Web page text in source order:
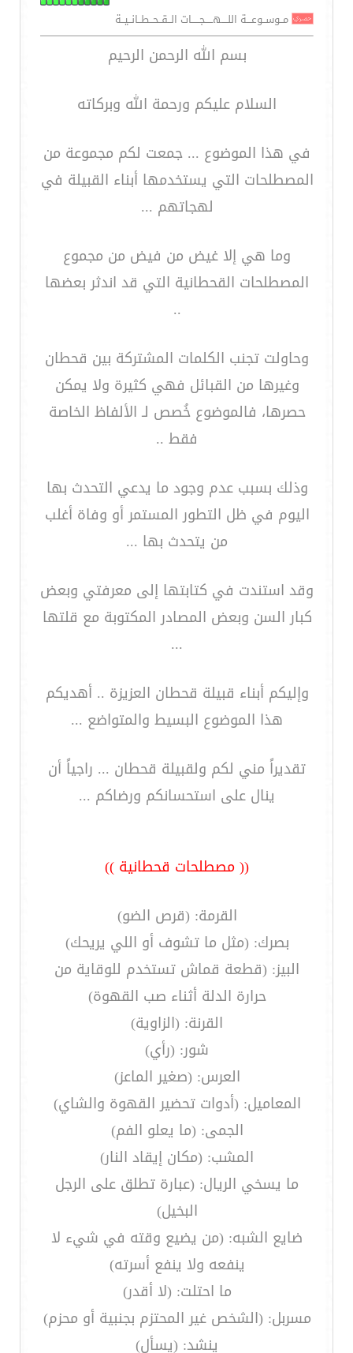
مــوســوعـــة اللــــهـــــجـــــات الــقــحــطــانــيــة
بسم الله الرحمن الرحيم
السلام عليكم ورحمة الله وبركاته
في هذا الموضوع ... جمعت لكم مجموعة من
المصطلحات التي يستخدمها أبناء القبيلة في
لهجاتهم ...
وما هي إلا غيض من فيض من مجموع
المصطلحات القحطانية التي قد اندثر بعضها
..
وحاولت تجنب الكلمات المشتركة بين قحطان
وغيرها من القبائل فهي كثيرة ولا يمكن
حصرها، فالموضوع خُصص لـ الألفاظ الخاصة
فقط ..
وذلك بسبب عدم وجود ما يدعي التحدث بها
اليوم في ظل التطور المستمر أو وفاة أغلب
من يتحدث بها ...
وقد استندت في كتابتها إلى معرفتي وبعض
كبار السن وبعض المصادر المكتوبة مع قلتها
...
وإليكم أبناء قبيلة قحطان العزيزة .. أهديكم
هذا الموضوع البسيط والمتواضع ...
تقديراً مني لكم ولقبيلة قحطان ... راجياً أن
ينال على استحسانكم ورضاكم ...
(( مصطلحات قحطانية ))
القرمة: (قرص الضو)
بصرك: (مثل ما تشوف أو اللي يريحك)
البيز: (قطعة قماش تستخدم للوقاية من
حرارة الدلة أثناء صب القهوة)
القرنة: (الزاوية)
شور: (رأي)
العرس: (صغير الماعز)
المعاميل: (أدوات تحضير القهوة والشاي)
الجمى: (ما يعلو الفم)
المشب: (مكان إيقاد النار)
ما يسخي الريال: (عبارة تطلق على الرجل
البخيل)
ضايع الشبه: (من يضيع وقته في شيء لا
ينفعه ولا ينفع أسرته)
ما احتلت: (لا أقدر)
مسربل: (الشخص غير المحتزم بجنبية أو محزم)
ينشد: (يسأل)